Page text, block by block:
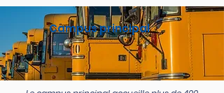
Campus principal